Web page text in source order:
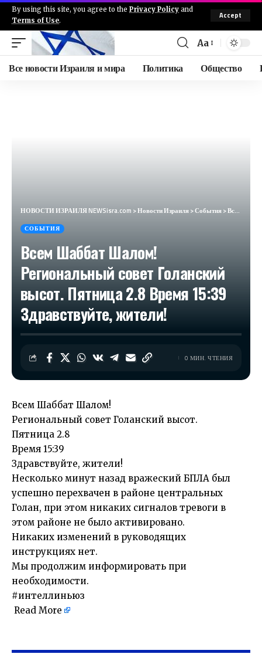
By using this site, you agree to the Privacy Policy and
Terms of Use.
Accept
Aa
Все новости Израиля и мира Политика Общество
НОВОСТИ ИЗРАИЛЯ NEWSisra.com >Новости Израиля>События>Всем Шаббат Шалом! Региональный совет Голанский высот. Пятница 2.8 Время 15:39 Здравствуйте, жители!
СОБЫТИЯ
Всем Шаббат Шалом!
Региональный совет Голанский
высот. Пятница 2.8 Время 15:39
Здравствуйте, жители!
0 МИН. ЧТЕНИЯ
Всем Шаббат Шалом!
Региональный совет Голанский высот.
Пятница 2.8
Время 15:39
Здравствуйте, жители!
Несколько минут назад вражеский БПЛА был
успешно перехвачен в районе центральных
Голан, при этом никаких сигналов тревоги в
этом районе не было активировано.
Никаких изменений в руководящих
инструкциях нет.
Мы продолжим информировать при
необходимости.
#интеллиньюз
Read More